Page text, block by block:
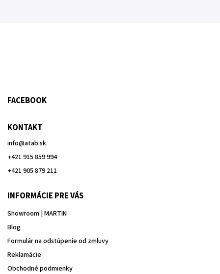
FACEBOOK
KONTAKT
info@atab.sk
+421 915 859 994
+421 905 879 211
INFORMÁCIE PRE VÁS
Showroom | MARTIN
Blog
Formulár na odstúpenie od zmluvy
Reklamácie
Obchodné podmienky